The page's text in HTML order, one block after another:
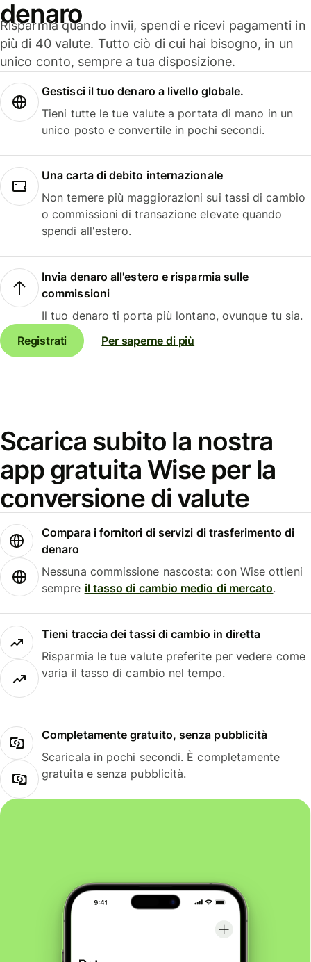
denaro
Risparmia quando invii, spendi e ricevi pagamenti in
più di 40 valute. Tutto ciò di cui hai bisogno, in un
unico conto, sempre a tua disposizione.
Gestisci il tuo denaro a livello globale.
Tieni tutte le tue valute a portata di mano in un
unico posto e convertile in pochi secondi.
Una carta di debito internazionale
Non temere più maggiorazioni sui tassi di cambio
o commissioni di transazione elevate quando
spendi all'estero.
Invia denaro all'estero e risparmia sulle
commissioni
Il tuo denaro ti porta più lontano, ovunque tu sia.
Registrati
Per saperne di più
Scarica subito la nostra
app gratuita Wise per la
conversione di valute
Compara i fornitori di servizi di trasferimento di
denaro
Nessuna commissione nascosta: con Wise ottieni
sempre il tasso di cambio medio di mercato.
Tieni traccia dei tassi di cambio in diretta
Risparmia le tue valute preferite per vedere come
varia il tasso di cambio nel tempo.
Completamente gratuito, senza pubblicità
Scaricala in pochi secondi. È completamente
gratuita e senza pubblicità.